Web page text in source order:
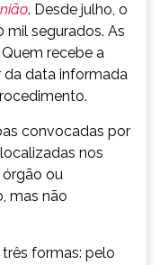
. Desde julho, o
mil segurados. As
recebe a
da data informada
convocadas por
nos
ou
mas não
formas: pelo